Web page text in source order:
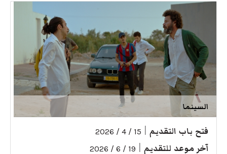
السينما
فتح باب التقديم 15 / 4 / 2026
آخر موعد للتقديم 19 / 6 / 2026